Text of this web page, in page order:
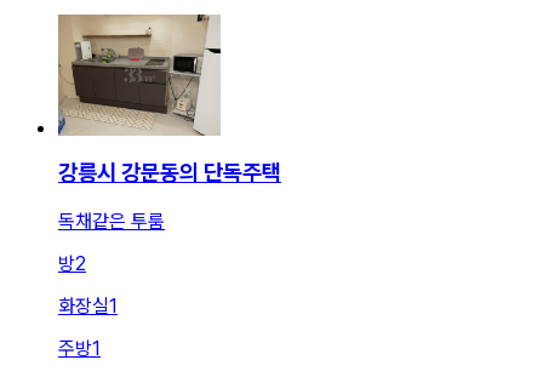
강릉시 강문동의 단독주택
독채같은 투룸
방2
화장실1
주방1